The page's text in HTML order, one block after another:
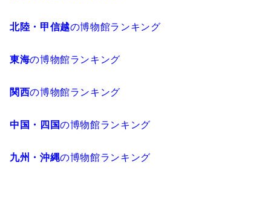
北陸・甲信越の博物館ランキング
東海の博物館ランキング
関西の博物館ランキング
中国・四国の博物館ランキング
九州・沖縄の博物館ランキング